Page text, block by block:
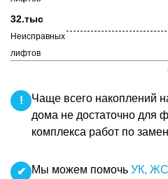
32.тыс
Неисправных
лифтов
!
Чаще всего накоплений
дома не достаточно для
комплекса работ по
✔ Мы можем помочь УК,